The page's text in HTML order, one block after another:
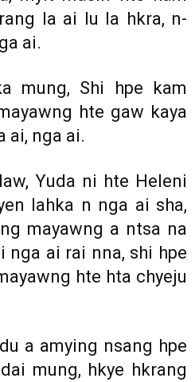
la ai lu la hkra, n-
ai.
mung, Shi hpe kam
hte gaw kaya
ai, nga ai.
Yuda ni hte Heleni
lahka n nga ai sha,
mayawng a ntsa na
nga ai rai nna, shi hpe
hte hta chyeju
a amying nsang hpe
mung, hkye hkrang